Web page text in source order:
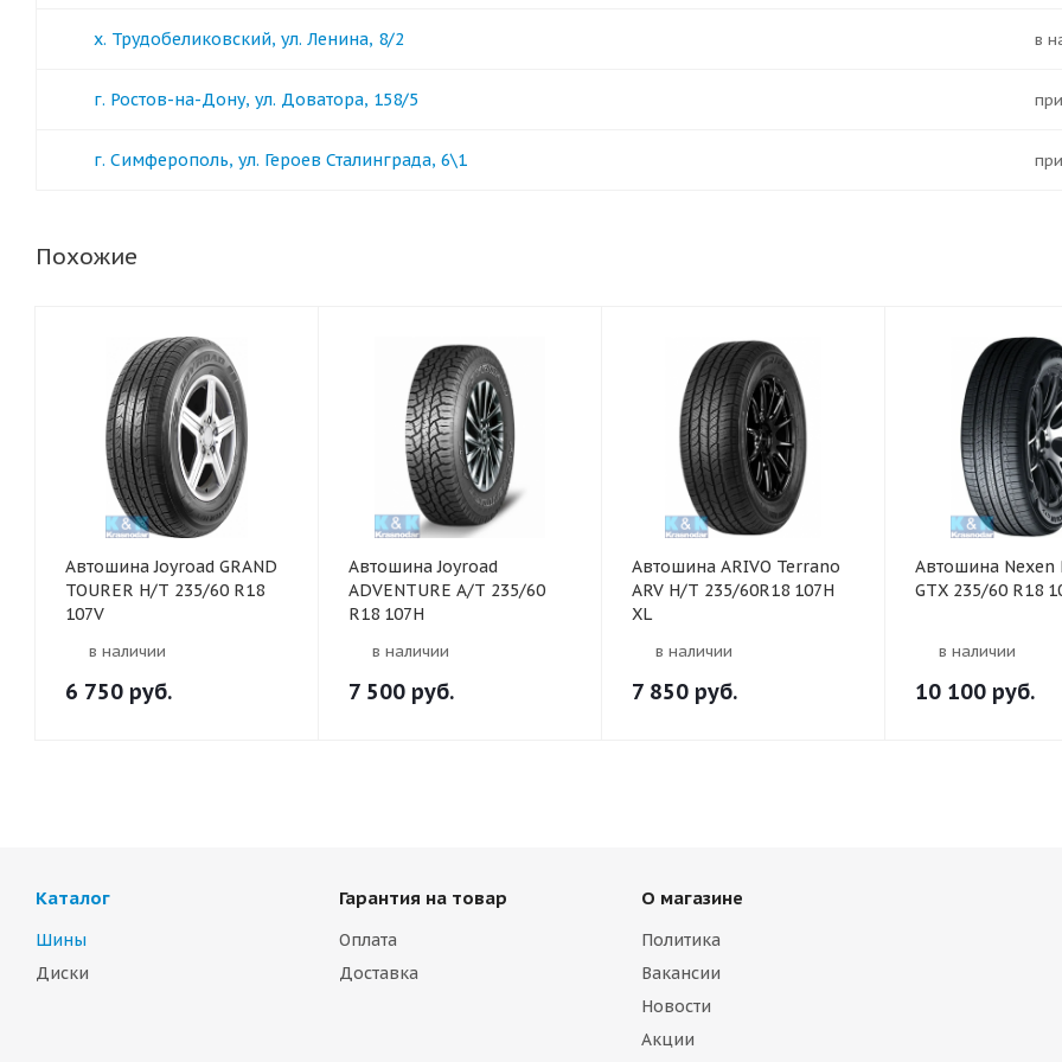
в
х. Трудобеликовский, ул. Ленина, 8/2
г. Ростов-на-Дону, ул. Доватора, 158/5
г. Симферополь, ул. Героев Сталинграда, 6\1
Похожие
Автошина Joyroad GRAND
TOURER H/T 235/60 R18
107V
в наличии
6 750 руб.
Автошина Joyroad
ADVENTURE A/T 235/60
R18 107H
в наличии
7 500 руб.
Автошина ARIVO Terrano
ARV H/T 235/60R18 107H
XL
в наличии
7 850 руб.
Автошина Nexen
GTX 235/60 R18
в наличии
10 100 руб.
Каталог
Шины
Диски
Гарантия на товар
Оплата
Доставка
О магазине
Политика
Вакансии
Новости
Акции